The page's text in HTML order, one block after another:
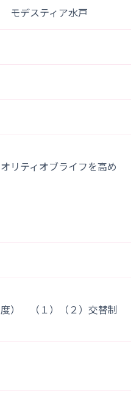
モデスティア水戸
リティオブライフを高め
１）（２）交替制